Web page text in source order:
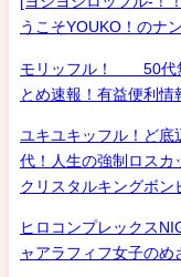
うこそYOUKO！のナ
モリッフル！ 50代無
とめ速報！有益便利
ユキユキッフル！ど底
代！人生の強制ロスカ
クリスタルキングボン
ヒロコンプレックス
ャアラフィフ女子の